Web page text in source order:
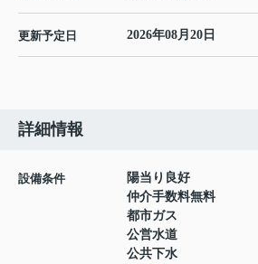
更新予定日 2026年08月20日
詳細情報
設備条件
陽当り良好
仲介手数料無料
都市ガス
公営水道
公共下水